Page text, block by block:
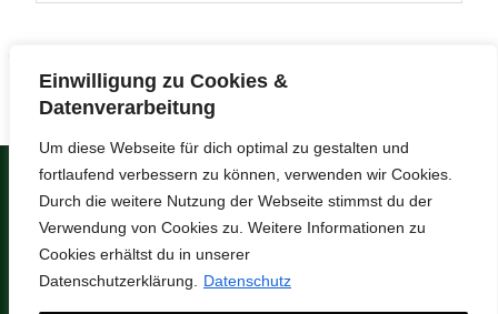
Einwilligung zu Cookies &
Datenverarbeitung
Um diese Webseite für dich optimal zu gestalten und
fortlaufend verbessern zu können, verwenden wir Cookies.
Durch die weitere Nutzung der Webseite stimmst du der
Verwendung von Cookies zu. Weitere Informationen zu
Cookies erhältst du in unserer
Datenschutzerklärung.
Datenschutz
Copyright © 2026Umweltzentrum Drei
Eichen.
Anreisewege
Anfrage / Kontakt